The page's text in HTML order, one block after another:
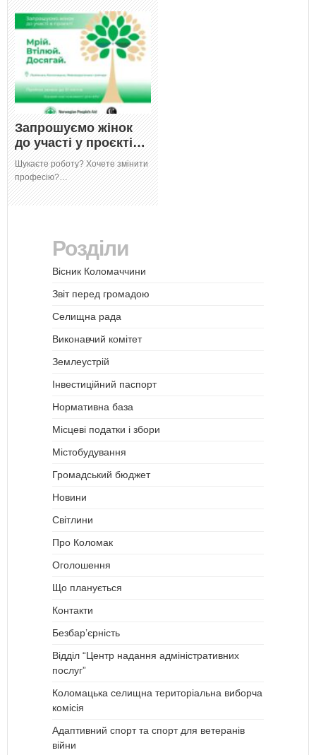
Запрошуємо жінок
до участі у проєкті…
Шукаєте роботу? Хочете змінити
професію?…
Розділи
Вісник Коломаччини
Звіт перед громадою
Селищна рада
Виконавчий комітет
Землеустрій
Інвестиційний паспорт
Нормативна база
Місцеві податки і збори
Містобудування
Громадський бюджет
Новини
Світлини
Про Коломак
Оголошення
Що планується
Контакти
Безбар’єрність
Відділ “Центр надання адміністративних
послуг”
Коломацька селищна територіальна виборча
комісія
Адаптивний спорт та спорт для ветеранів
війни